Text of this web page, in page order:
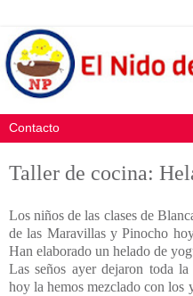
Taller de cocina:
Los niños de las clases de
de las Maravillas y Pinocho
Han elaborado un helado de
Las seños ayer dejaron toda
hoy la hemos mezclado con los